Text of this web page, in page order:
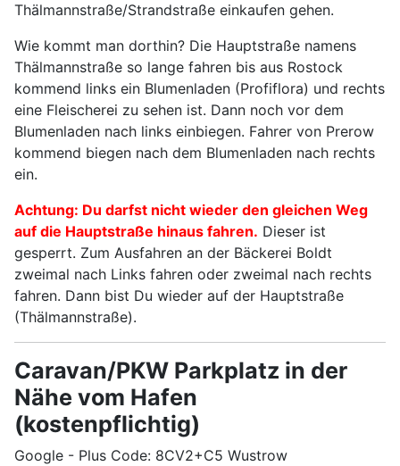
Thälmannstraße/Strandstraße einkaufen gehen.
Wie kommt man dorthin? Die Hauptstraße namens
Thälmannstraße so lange fahren bis aus Rostock
kommend links ein Blumenladen (Profiflora) und rechts
eine Fleischerei zu sehen ist. Dann noch vor dem
Blumenladen nach links einbiegen. Fahrer von Prerow
kommend biegen nach dem Blumenladen nach rechts
ein.
Achtung: Du darfst nicht wieder den gleichen Weg
auf die Hauptstraße hinaus fahren. Dieser ist
gesperrt. Zum Ausfahren an der Bäckerei Boldt
zweimal nach Links fahren oder zweimal nach rechts
fahren. Dann bist Du wieder auf der Hauptstraße
(Thälmannstraße).
Caravan/PKW Parkplatz in der
Nähe vom Hafen
(kostenpflichtig)
Google - Plus Code: 8CV2+C5 Wustrow